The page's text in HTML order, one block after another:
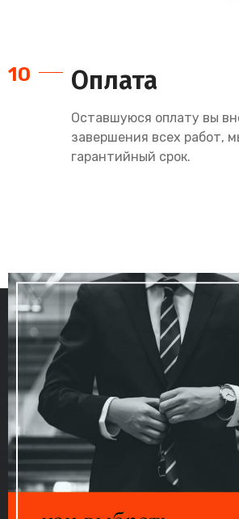
10 Оплата
Оставшуюся оплату вы
завершения всех работ,
гарантийный срок.